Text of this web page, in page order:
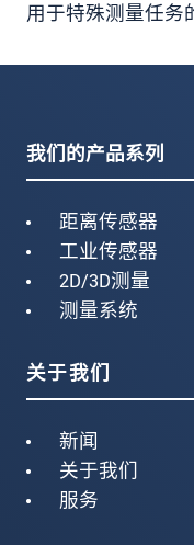
用于特殊测量任务
我们的产品系列
距离传感器
工业传感器
2D/3D测量
测量系统
关于我们
新闻
关于我们
服务